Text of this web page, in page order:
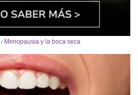
/ Menopausia y la boca seca